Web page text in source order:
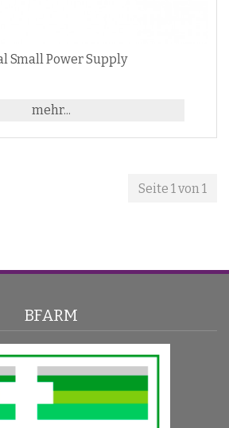
Small Power Supply
mehr...
Seite 1 von 1
BFARM